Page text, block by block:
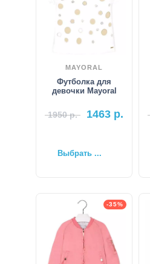
MAYORAL
Футболка для
девочки Mayoral
1950р. 1463 р.
Выбрать ...
-35%